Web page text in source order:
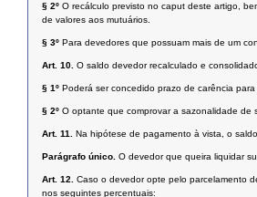
§ 2º O recálculo previsto no caput deste artigo,
de valores aos mutuários.
§ 3º Para devedores que possuam mais de um
Art. 10. O saldo devedor recalculado e
§ 1º Poderá ser concedido prazo de carência
§ 2º O optante que comprovar a sazonalidade de
Art. 11. Na hipótese de pagamento à vista, o
Parágrafo único. O devedor que queira liquidar
Art. 12. Caso o devedor opte pelo parcelamento
nos seguintes percentuais: